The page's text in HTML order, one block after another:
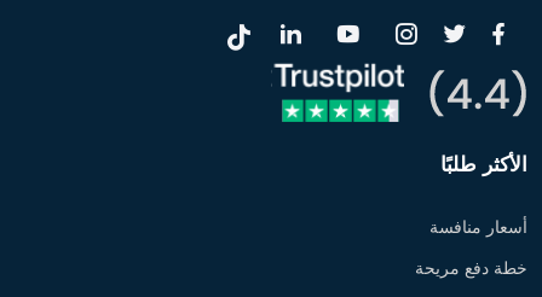
الأكثر طلبًا
أسعار منافسة
خطة دفع مريحة